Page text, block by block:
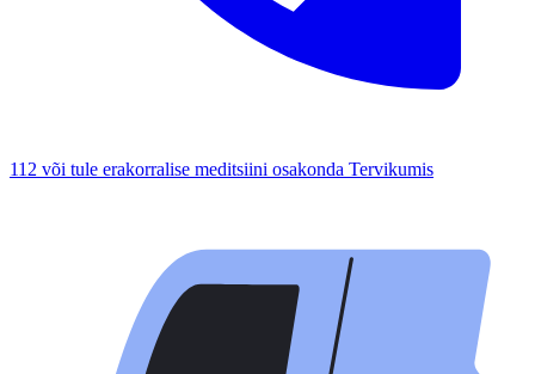
112 või tule erakorralise meditsiini osakonda Tervikumis